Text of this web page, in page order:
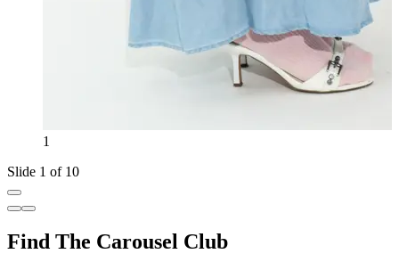
1
Slide 1 of 10
Find The Carousel Club